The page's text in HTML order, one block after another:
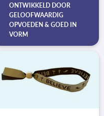
ONTWIKKELD DOOR
GELOOFWAARDIG
OPVOEDEN & GOED IN
VORM